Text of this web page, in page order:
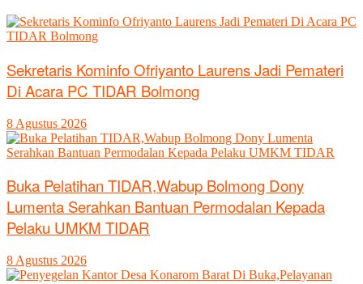
Sekretaris Kominfo Ofriyanto Laurens Jadi Pemateri
Di Acara PC TIDAR Bolmong
8 Agustus 2026
Buka Pelatihan TIDAR,Wabup Bolmong Dony
Lumenta Serahkan Bantuan Permodalan Kepada
Pelaku UMKM TIDAR
8 Agustus 2026